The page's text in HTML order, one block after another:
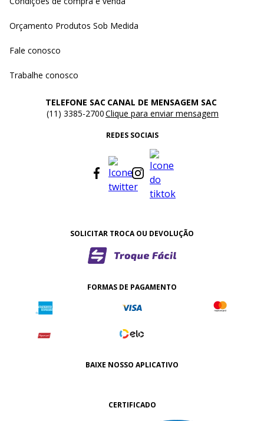
Orçamento Produtos Sob Medida
Fale conosco
Trabalhe conosco
TELEFONE SAC
(11) 3385-2700
CANAL DE MENSAGEM SAC
Clique para enviar mensagem
REDES SOCIAIS
SOLICITAR TROCA OU DEVOLUÇÃO
FORMAS DE PAGAMENTO
BAIXE NOSSO APLICATIVO
CERTIFICADO